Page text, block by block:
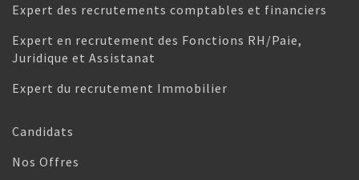
Expert des recrutements comptables et financiers
Expert en recrutement des Fonctions RH/Paie,
Juridique et Assistanat
Expert du recrutement Immobilier
Candidats
Nos Offres